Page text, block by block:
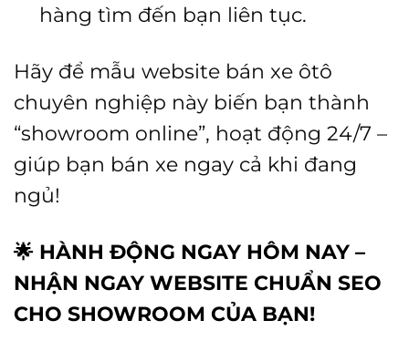
hàng tìm đến bạn liên tục.
Hãy để mẫu website bán xe ôtô
chuyên nghiệp này biến bạn thành
“showroom online”, hoạt động 24/7 –
giúp bạn bán xe ngay cả khi đang
ngủ!
🌟 HÀNH ĐỘNG NGAY HÔM NAY –
NHẬN NGAY WEBSITE CHUẨN SEO
CHO SHOWROOM CỦA BẠN!